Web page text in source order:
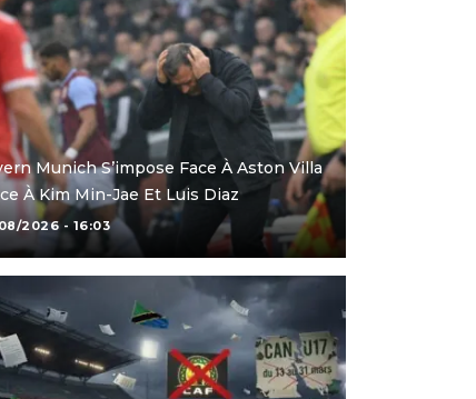
Munich S’impose Face À Aston Villa
À Kim Min-Jae Et Luis Diaz
2026 - 16:03